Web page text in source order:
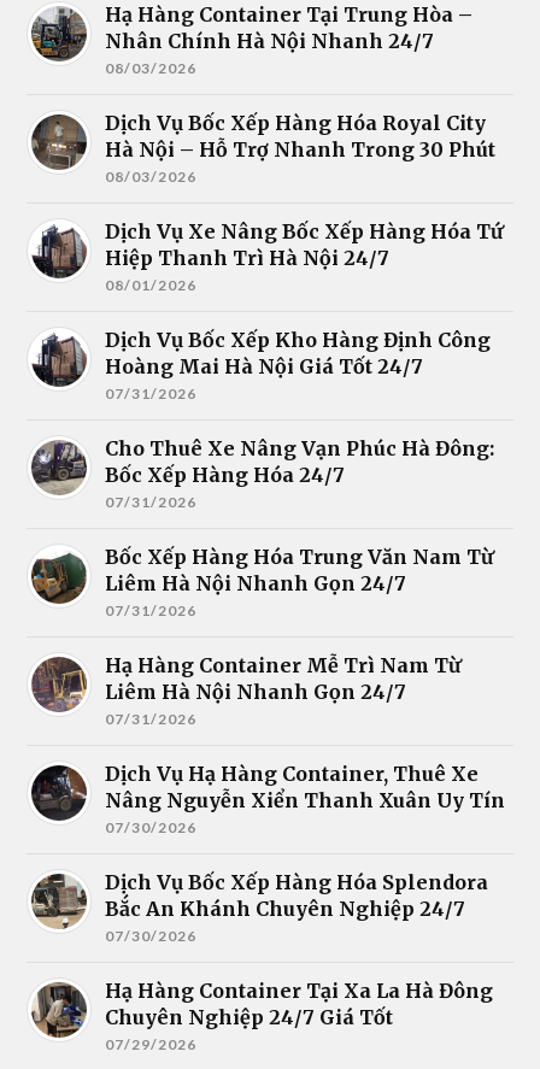
Hạ Hàng Container Tại Trung Hòa –
Nhân Chính Hà Nội Nhanh 24/7
08/03/2026
Dịch Vụ Bốc Xếp Hàng Hóa Royal City
Hà Nội – Hỗ Trợ Nhanh Trong 30 Phút
08/03/2026
Dịch Vụ Xe Nâng Bốc Xếp Hàng Hóa Tứ
Hiệp Thanh Trì Hà Nội 24/7
08/01/2026
Dịch Vụ Bốc Xếp Kho Hàng Định Công
Hoàng Mai Hà Nội Giá Tốt 24/7
07/31/2026
Cho Thuê Xe Nâng Vạn Phúc Hà Đông:
Bốc Xếp Hàng Hóa 24/7
07/31/2026
Bốc Xếp Hàng Hóa Trung Văn Nam Từ
Liêm Hà Nội Nhanh Gọn 24/7
07/31/2026
Hạ Hàng Container Mễ Trì Nam Từ
Liêm Hà Nội Nhanh Gọn 24/7
07/31/2026
Dịch Vụ Hạ Hàng Container, Thuê Xe
Nâng Nguyễn Xiển Thanh Xuân Uy Tín
07/30/2026
Dịch Vụ Bốc Xếp Hàng Hóa Splendora
Bắc An Khánh Chuyên Nghiệp 24/7
07/30/2026
Hạ Hàng Container Tại Xa La Hà Đông
Chuyên Nghiệp 24/7 Giá Tốt
07/29/2026